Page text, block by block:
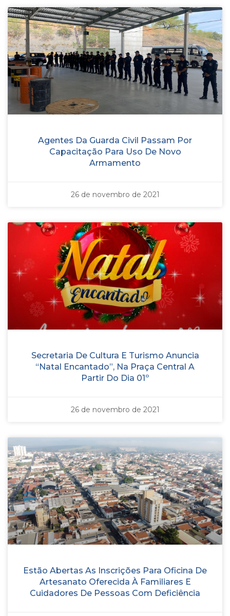
Agentes Da Guarda Civil Passam Por
Capacitação Para Uso De Novo
Armamento
26 de novembro de 2021
Secretaria De Cultura E Turismo Anuncia
“Natal Encantado”, Na Praça Central A
Partir Do Dia 01º
26 de novembro de 2021
Estão Abertas As Inscrições Para Oficina De
Artesanato Oferecida À Familiares E
Cuidadores De Pessoas Com Deficiência